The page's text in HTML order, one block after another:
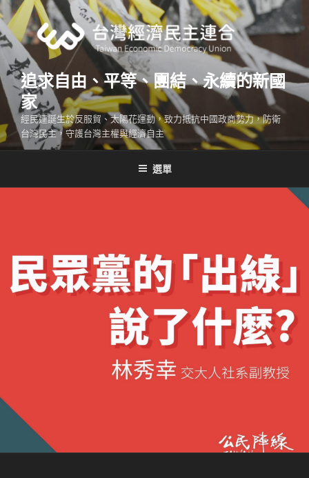
跳
至
主
內
容
追求自由、平等、團結、永續的新國
家
經民連誕生於反服貿、太陽花運動，致力抵抗中國政商勢力，防衛
台灣民主，守護台灣主權與經濟自主
選單